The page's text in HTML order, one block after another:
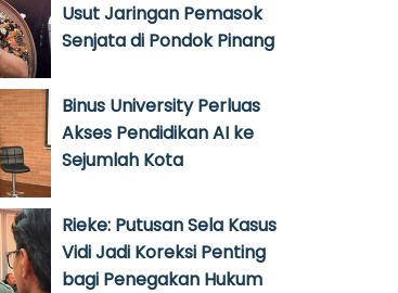
Usut Jaringan Pemasok
Senjata di Pondok Pinang
Binus University Perluas
Akses Pendidikan AI ke
Sejumlah Kota
Rieke: Putusan Sela Kasus
Vidi Jadi Koreksi Penting
bagi Penegakan Hukum